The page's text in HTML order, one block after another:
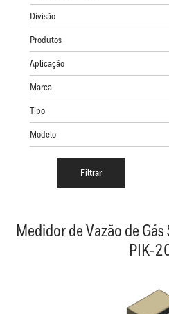
Divisão
Produtos
Aplicação
Marca
Tipo
Modelo
Medidor de Vazão de
PIK-